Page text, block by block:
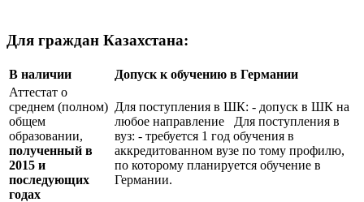
Для граждан Казахстана:
В наличии
Допуск к обучению в Германии
Аттестат о
среднем (полном)
общем
образовании,
полученный в
2015 и
последующих
годах
Для поступления в ШК: - допуск в ШК на
любое направление Для поступления в
вуз: - требуется 1 год обучения в
аккредитованном вузе по тому профилю,
по которому планируется обучение в
Германии.